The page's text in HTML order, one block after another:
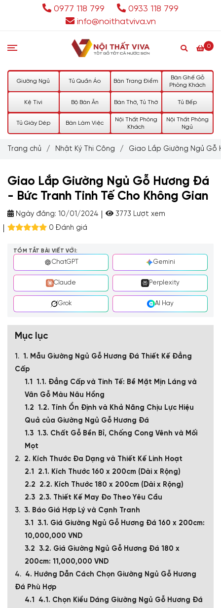
0977 118 799
0933 118 799
info@noithatviva.vn
0
Giường Ngủ Tủ Quần Áo Bàn Trang Điểm
Bàn Ghế Gỗ
Phòng Khách
Kệ Tivi Bộ Bàn Ăn Bàn Thờ, Tủ Thờ Tủ Bếp
Tủ Giày Dép Bàn Làm Việc
Nội Thất Phòng
Khách
Nội Thất Phòng
Ngủ
Trang chủ / Nhật Ký Thi Công / Giao Lắp Giường Ngủ Gỗ
Giao Lắp Giường Ngủ Gỗ Hương Đá
- Bức Tranh Tinh Tế Cho Không Gian
Ngày đăng: 10/01/2024
3773 Lượt xem
0 Đánh giá
TÓM TẮT BÀI VIẾT VỚI:
ChatGPT Gemini
Claude Perplexity
Grok AI Hay
Mục lục
1. Mẫu Giường Ngủ Gỗ Hương Đá Thiết Kế Đẳng
Cấp
1.1. Đẳng Cấp và Tinh Tế: Bề Mặt Mịn Láng và
Vân Gỗ Màu Nâu Hồng
1.2. Tính Ổn Định và Khả Năng Chịu Lực Hiệu
Quả của Giường Ngủ Gỗ Hương Đá
1.3. Chất Gỗ Bền Bỉ, Chống Cong Vênh và Mối
Mọt
2. Kích Thước Đa Dạng và Thiết Kế Linh Hoạt
2.1. Kích Thước 160 x 200cm (Dài x Rộng)
2.2. Kích Thước 180 x 200cm (Dài x Rộng)
2.3. Thiết Kế May Đo Theo Yêu Cầu
3. Báo Giá Hợp Lý và Cạnh Tranh
3.1. Giá Giường Ngủ Gỗ Hương Đá 160 x 200cm:
10,000,000 VND
3.2. Giá Giường Ngủ Gỗ Hương Đá 180 x
200cm: 11,000,000 VND
4. Hướng Dẫn Cách Chọn Giường Ngủ Gỗ Hương
Đá Phù Hợp
4.1. Chọn Kiểu Dáng Giường Ngủ Gỗ Hương Đá